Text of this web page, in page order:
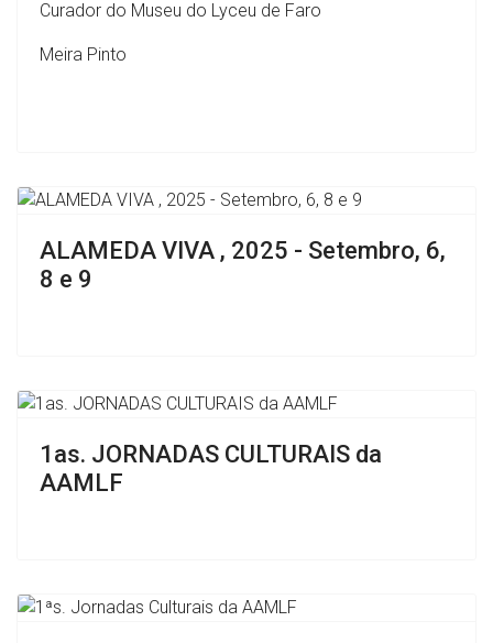
Curador do Museu do Lyceu de Faro
Meira Pinto
ALAMEDA VIVA , 2025 - Setembro, 6,
8 e 9
1as. JORNADAS CULTURAIS da
AAMLF